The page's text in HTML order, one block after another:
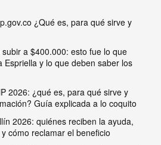
¿Qué es, para qué sirve y
a $400.000: esto fue lo que
Espriella y lo que deben saber los
2026: ¿qué es, para qué sirve y
Guía explicada a lo coquito
2026: quiénes reciben la ayuda,
cómo reclamar el beneficio